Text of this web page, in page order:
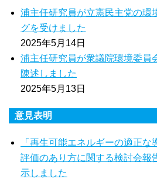
浦主任研究員が立憲民主党の環
グを受けました
2025年5月14日
浦主任研究員が衆議院環境委員
陳述しました
2025年5月13日
意見表明
「再生可能エネルギーの適正
評価のあり方に関する検討会報
示しました